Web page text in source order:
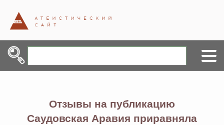
Отзывы на публикацию
Саудовская Аравия приравняла